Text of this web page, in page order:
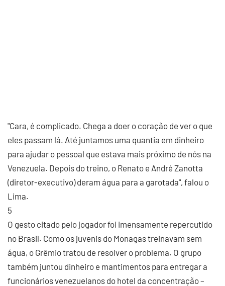
"Cara, é complicado. Chega a doer o coração de ver o que
eles passam lá. Até juntamos uma quantia em dinheiro
para ajudar o pessoal que estava mais próximo de nós na
Venezuela. Depois do treino, o Renato e André Zanotta
(diretor-executivo) deram água para a garotada", falou o
Lima.
5
O gesto citado pelo jogador foi imensamente repercutido
no Brasil. Como os juvenis do Monagas treinavam sem
água, o Grêmio tratou de resolver o problema. O grupo
também juntou dinheiro e mantimentos para entregar a
funcionários venezuelanos do hotel da concentração –